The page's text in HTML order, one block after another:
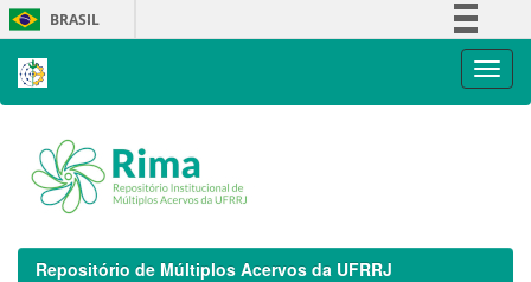
Skip
navigation
BRASIL
Repositório de Múltiplos Acervos da UFRRJ